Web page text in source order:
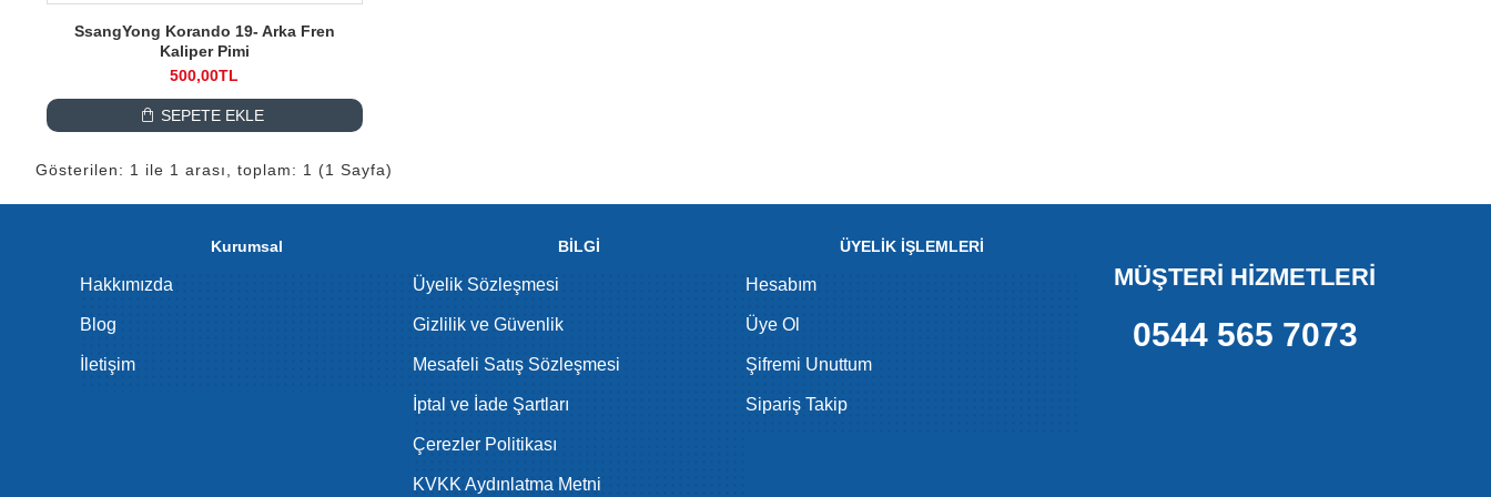
SsangYong Korando 19- Arka Fren
Kaliper Pimi
500,00TL
SEPETE EKLE
Gösterilen: 1 ile 1 arası, toplam: 1 (1 Sayfa)
Kurumsal
Hakkımızda
Blog
İletişim
BİLGİ
Üyelik Sözleşmesi
Gizlilik ve Güvenlik
Mesafeli Satış Sözleşmesi
İptal ve İade Şartları
Çerezler Politikası
KVKK Aydınlatma Metni
ÜYELİK İŞLEMLERİ
Hesabım
Üye Ol
Şifremi Unuttum
Sipariş Takip
MÜŞTERİ HİZMETLERİ
0544 565 7073